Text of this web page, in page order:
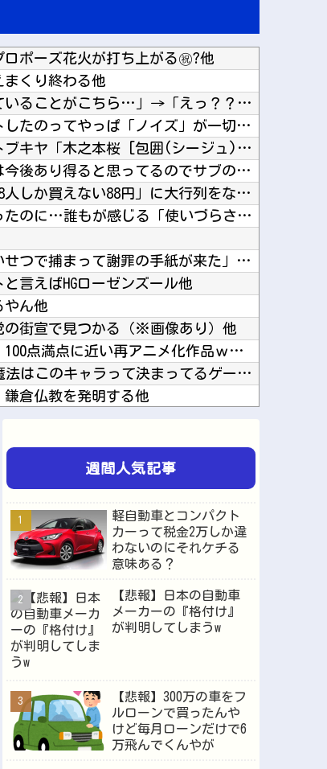
ポーズ花火が打ち上がる㊗?他
まくり終わる他
韓国人「一般的な日本人が考えていることがこちら…」→「えっ？？？？？？？？？？？？？？？？...
【衝撃】鬼滅があそこまでヒットしたのってやっぱ「ノイズ」が一切無いからよなｗｗｗｗｗｗｗｗ...
【カードキャプターさくら】コトブキヤ「木之本桜 [包囲(シージュ)]コスチュームVer.」...
【グラボ】物がありません返金は今後あり得ると思ってるのでサブの用意はしておこうな他
【画像あり】昨日の銀だこ、「88人しか買えない88円」に大行列をなす都民コチラｗｗｗｗｗ他
「セルフレジは便利」のはずだったのに…誰もが感じる「使いづらさ」がなくならないワケ他
【画像】女さん「彼氏が強制わいせつで捕まって謝罪の手紙が来た」ﾊﾟｼｬｯ他
言えばHGローゼンズール他
やん他
の街宣で見つかる（※画像あり）他
アニメ「ダイの大冒険」という、100点満点に近い再アニメ化作品ｗｗｗｗ他
『DQ4』、『FF9』みたいな攻撃魔法はこのキャラって決まってるゲームが好き他
鎌倉仏教を発明する他
【激安速報】ダイヤモンドの功罪、リアル、ひゃくえむ。などがKindle実質半額になるセール...
格好が1番似合うよな。他
ルフィギュアが登場他
いぶのブレードの電池なんだけど他
週間人気記事
軽自動車とコンパクト
カーって税金2万しか違
わないのにそれケチる
意味ある？
【悲報】日本の自動車
メーカーの『格付け』
が判明してしまうw
【悲報】300万の車をフ
ルローンで買ったんや
けど毎月ローンだけで6
万飛んでくんやが